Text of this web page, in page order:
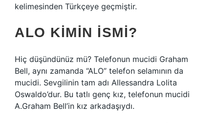
kelimesinden Türkçeye geçmiştir.
ALO KIMIN ISMI?
Hiç düşündünüz mü? Telefonun mucidi Graham
Bell, aynı zamanda “ALO” telefon selamının da
mucidi. Sevgilinin tam adı Allessandra Lolita
Oswaldo’dur. Bu tatlı genç kız, telefonun mucidi
A.Graham Bell’in kız arkadaşıydı.